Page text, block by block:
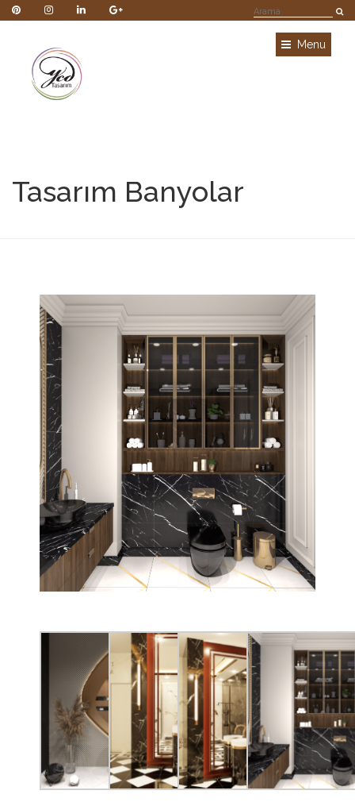
Menu
Tasarım Banyolar